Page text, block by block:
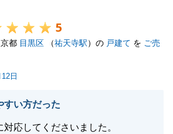
閉じる 5
都 目黒区 （祐天寺駅）の 戸建て を ご売
日
すい方だった
応してくださいました。